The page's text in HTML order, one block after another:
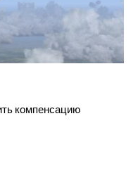
компенсацию